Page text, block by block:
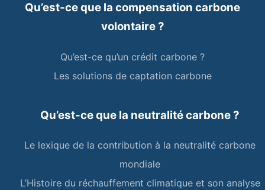
Qu’est-ce que la compensation carbone
volontaire ?
Qu’est-ce qu’un crédit carbone ?
Les solutions de captation carbone
Qu’est-ce que la neutralité carbone ?
Le lexique de la contribution à la neutralité carbone
mondiale
L’Histoire du réchauffement climatique et son analyse